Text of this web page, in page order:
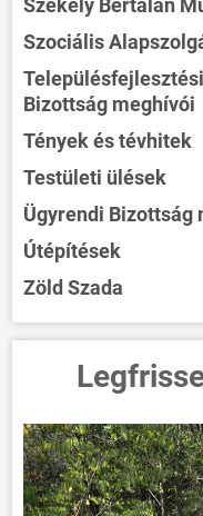
Szociális
Bizottság meghívói
Tények és tévhitek
Testületi ülések
Ügyrendi Bizottság
Útépítések
Zöld Szada